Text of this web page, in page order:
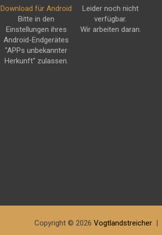
Download für Android
Bitte in den
Einstellungen ihres
Android-Endgerätes
"APPs unbekannter
Herkunft" zulassen.
Leider noch nicht
verfügbar.
Wir arbeiten daran.
Copyright © 2026 Vogtlandstreicher